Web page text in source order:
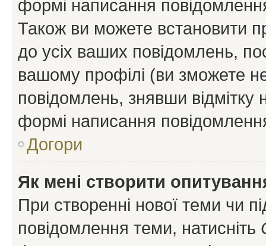
формі написання
Також ви можете встановити
до усіх ваших повідомлень,
вашому профілі (ви зможете
повідомлень, знявши відмітку
формі написання
Догори
Як мені створити
При створенні нової теми чи
повідомлення теми, натисніть